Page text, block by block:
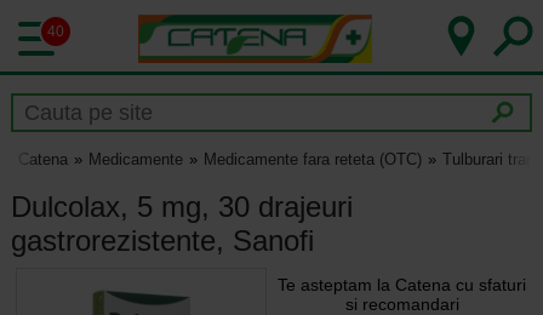
40
Catena Medicamente Medicamente fara reteta (OTC) Tulburari
Dulcolax, 5 mg, 30 drajeuri
gastrorezistente, Sanofi
Te asteptam la Catena cu sfaturi
si recomandari